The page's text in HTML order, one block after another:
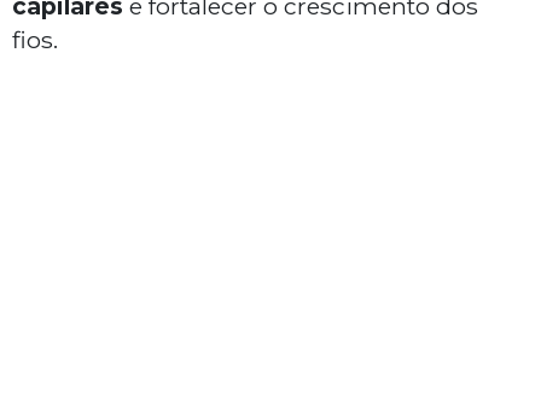
capilares e fortalecer o crescimento dos
fios.